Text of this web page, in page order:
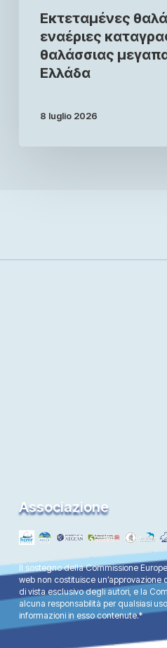
Εκτεταμένες
εναέριες
θαλάσσιας
Ελλάδα
8 luglio 2026
Associazione
Il sostegno della Commissione
web non costituisce
di vista esclusivo degli autori, e la
alcuna responsabilità per qualsiasi
informazioni in esso contenute.*